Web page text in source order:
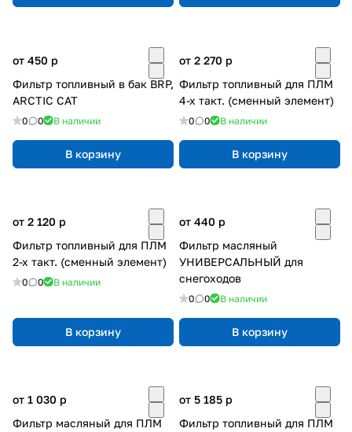
от 450 p
Фильтр топливный в бак BRP,
ARCTIC CAT
0 0 В наличии
В корзину
от 2 270 p
Фильтр топливный для ПЛМ
4-х такт. (сменный элемент)
0 0 В наличии
В корзину
от 2 120 p
Фильтр топливный для ПЛМ
2-х такт. (сменный элемент)
0 0 В наличии
В корзину
от 440 p
Фильтр масляный
УНИВЕРСАЛЬНЫЙ для
снегоходов
0 0 В наличии
В корзину
от 1 030 p
Фильтр масляный для ПЛМ
от 5 185 p
Фильтр топливный для ПЛМ